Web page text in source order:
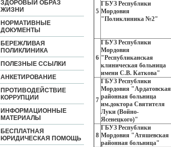
ЗДОРОВЫЙ ОБРАЗ
ЖИЗНИ
НОРМАТИВНЫЕ
ДОКУМЕНТЫ
БЕРЕЖЛИВАЯ
ПОЛИКЛИНИКА
ПОЛЕЗНЫЕ ССЫЛКИ
АНКЕТИРОВАНИЕ
ПРОТИВОДЕЙСТВИЕ
КОРРУПЦИИ
ИНФОРМАЦИОННЫЕ
МАТЕРИАЛЫ
БЕСПЛАТНАЯ
ЮРИДИЧЕСКАЯ ПОМОЩЬ
5
ГБУЗ Республики
Мордовия
"Поликлиника №2"
6
ГБУЗ Республики
Мордовия
"Республиканская
клиническая больница
имени С.В. Каткова"
7
ГБУЗ Республики
Мордовия "Ардатовская
районная больница
им.доктора Святителя
Луки (Войно-
Ясенецкого)"
8
ГБУЗ Республики
Мордовия "Атяшевская
районная больница"